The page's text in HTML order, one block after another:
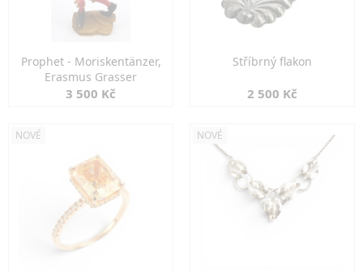
Prophet - Moriskentänzer,
Erasmus Grasser
3 500 Kč
Stříbrný flakon
2 500 Kč
NOVÉ NOVÉ